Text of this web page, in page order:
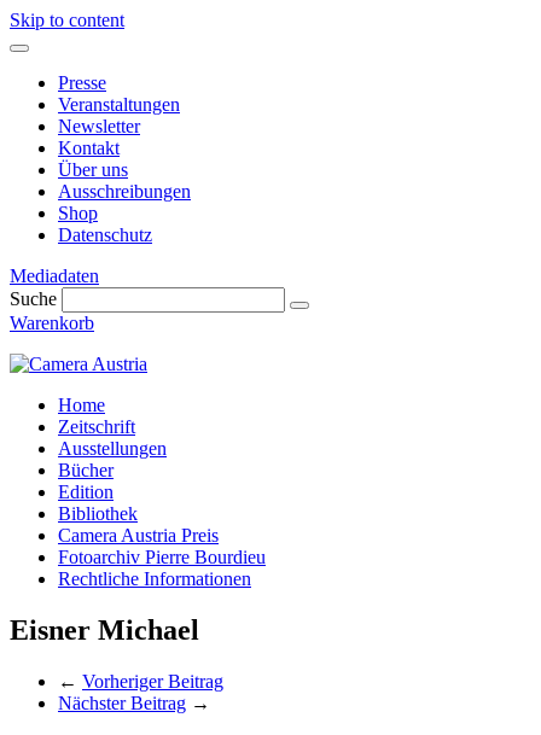
Skip to content
Presse
Veranstaltungen
Newsletter
Kontakt
Über uns
Ausschreibungen
Shop
Datenschutz
Mediadaten
Suche
Warenkorb
Home
Zeitschrift
Ausstellungen
Bücher
Edition
Bibliothek
Camera Austria Preis
Fotoarchiv Pierre Bourdieu
Rechtliche Informationen
Eisner Michael
← Vorheriger Beitrag
Nächster Beitrag →